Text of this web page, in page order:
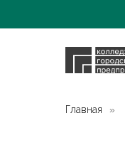
Главная »